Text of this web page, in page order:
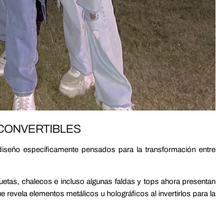
específicamente pensados ​​para la transformación entre
chalecos e incluso algunas faldas y tops ahora presentan
revela elementos metálicos u holográficos al invertirlos para la